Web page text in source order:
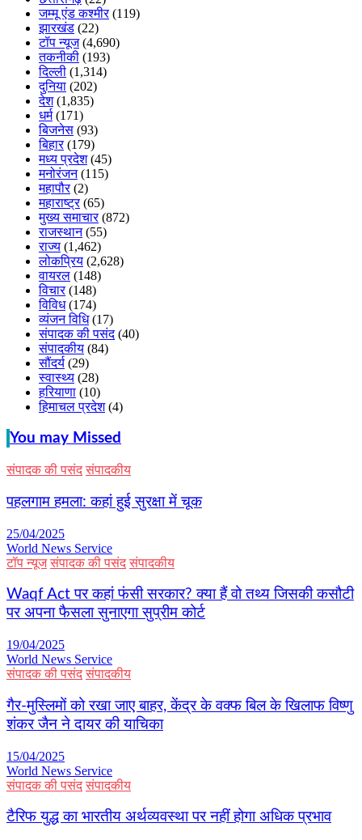
जम्मू एंड कश्मीर(119)
झारखंड (22)
टॉप न्यूज(4,690)
तकनीकी (193)
दिल्ली (1,314)
दुनिया (202)
देश(1,835)
धर्म(171)
बिजनेस (93)
बिहार(179)
मध्य प्रदेश(45)
मनोरंजन(115)
महापौर(2)
महाराष्ट्र(65)
मुख्य समाचार(872)
राजस्थान(55)
राज्य (1,462)
लोकप्रिय (2,628)
वायरल (148)
विचार(148)
विविध(174)
व्यंजन विधि(17)
संपादक की पसंद(40)
संपादकीय (84)
सौंदर्य (29)
स्वास्थ्य (28)
हरियाणा (10)
हिमाचल प्रदेश(4)
You may Missed
संपादक की पसंद संपादकीय
पहलगाम हमला: कहां हुई सुरक्षा में चूक
25/04/2025
World News Service
टॉप न्यूज संपादक की पसंद संपादकीय
Waqf Act पर कहां फंसी सरकार? क्या हैं वो तथ्य जिसकी कसौटी
पर अपना फैसला सुनाएगा सुप्रीम कोर्ट
19/04/2025
World News Service
संपादक की पसंद संपादकीय
गैर-मुस्लिमों को रखा जाए बाहर, केंद्र के वक्फ बिल के खिलाफ विष्णु
शंकर जैन ने दायर की याचिका
15/04/2025
World News Service
संपादक की पसंद संपादकीय
टैरिफ युद्ध का भारतीय अर्थव्यवस्था पर नहीं होगा अधिक प्रभाव